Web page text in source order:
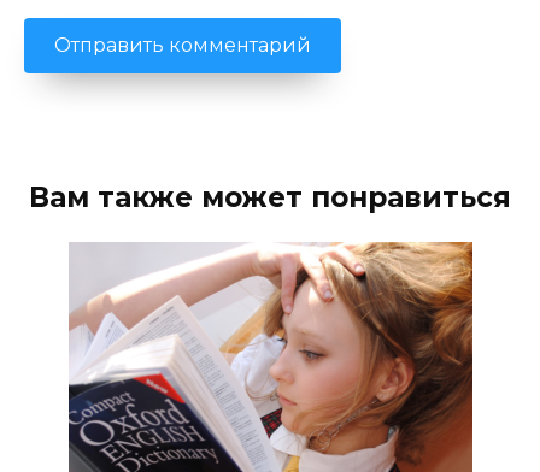
Вам также может понравиться